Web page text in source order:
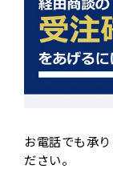
お電話でも承
ださい。